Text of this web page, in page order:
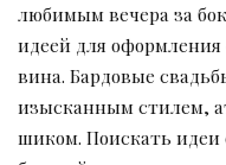
любимым вечера за
идеей для оформления
вина. Бардовые
изысканным стилем,
шиком. Поискать